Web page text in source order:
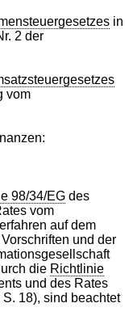
in
2 der
vom
98/34/EG des
vom
auf dem
und der
die Richtlinie
und des Rates
18), sind beachtet